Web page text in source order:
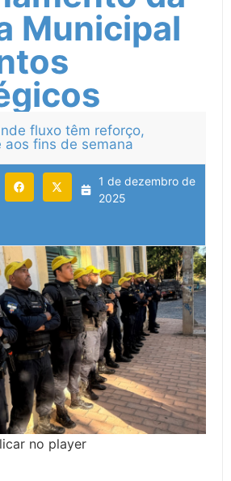
Municipal
fluxo têm reforço,
aos fins de semana
1 de dezembro de
2025
no player